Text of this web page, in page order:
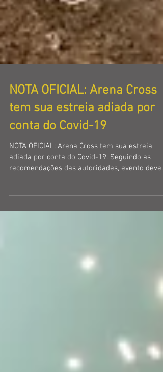
NOTA OFICIAL: Arena Cross
tem sua estreia adiada por
conta do Covid-19
recomendações das autoridades, evento deve
ser...